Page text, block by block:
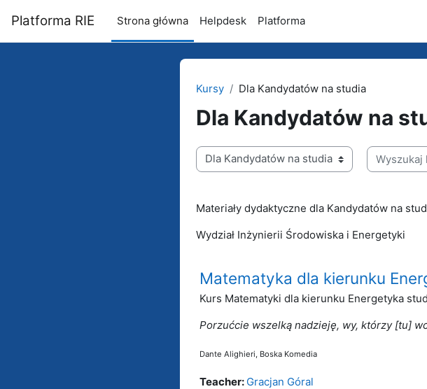
Platforma RIE Strona główna Helpdesk Platforma
Kursy Dla Kandydatów na studia
Dla Kandydatów na
Kategorie kursów
Wyszukaj
Materiały dydaktyczne dla Kandydatów na
Wydział Inżynierii Środowiska i Energetyki
Matematyka dla kierunku
Kurs Matematyki dla kierunku Energetyka
Porzućcie wszelką nadzieję, wy, którzy [tu]
Dante Alighieri, Boska Komedia
Teacher: Gracjan Góral